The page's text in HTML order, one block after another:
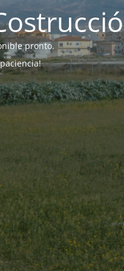
pronto.